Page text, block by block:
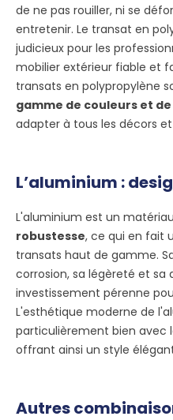
de ne pas rouiller, ni se
entretenir. Le transat en
judicieux pour les
mobilier extérieur fiable et
transats en polypropylène
gamme de couleurs et
adapter à tous les décors
L’aluminium :
L'aluminium est un
robustesse, ce qui en fait
transats haut de gamme.
corrosion, sa légèreté et sa
investissement pérenne
L'esthétique moderne de
particulièrement bien avec
offrant ainsi un style
Autres